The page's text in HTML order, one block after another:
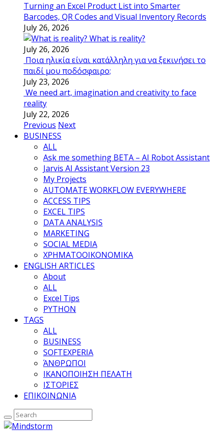
Turning an Excel Product List into Smarter
Barcodes, QR Codes and Visual Inventory Records
July 26, 2026
What is reality?
July 26, 2026
Ποια ηλικία είναι κατάλληλη για να ξεκινήσει το
παιδί μου ποδόσφαιρο;
July 23, 2026
We need art, imagination and creativity to face
reality
July 22, 2026
Previous Next
BUSINESS
ALL
Ask me something BETA – AI Robot Assistant
Jarvis AI Assistant Version 23
My Projects
AUTOMATE WORKFLOW EVERYWHERE
ACCESS TIPS
EXCEL TIPS
DATA ANALYSIS
MARKETING
SOCIAL MEDIA
ΧΡΗΜΑΤΟΟΙΚΟΝΟΜΙΚΑ
ENGLISH ARTICLES
About
ALL
Excel Tips
PYTHON
TAGS
ALL
BUSINESS
SOFTEXPERIA
ΆΝΘΡΩΠΟΙ
ΙΚΑΝΟΠΟΙΗΣΗ ΠΕΛΑΤΗ
ΙΣΤΟΡΙΕΣ
ΕΠΙΚΟΙΝΩΝΙΑ